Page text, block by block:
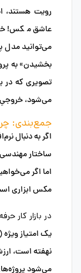
رویت هستند،
عاشق مکس!
می‌توانید مدل
بخشیدن» به
تصویری که در
می‌شود، خروجیِ
جمع‌بندی:
اگر به دنبال
ساختار
اما اگر
مکس ابزاری
در بازار کار
یک امتیاز ویژه (Premium)
نهفته است،
می‌شود